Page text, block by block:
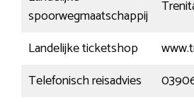
spoorwegmaatschappij
Landelijke ticketshop
Telefonisch reisadvies